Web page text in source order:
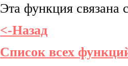
Эта функция связана
<-Назад
Список всех